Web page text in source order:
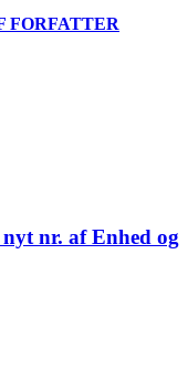
FORFATTER
nr. af Enhed og